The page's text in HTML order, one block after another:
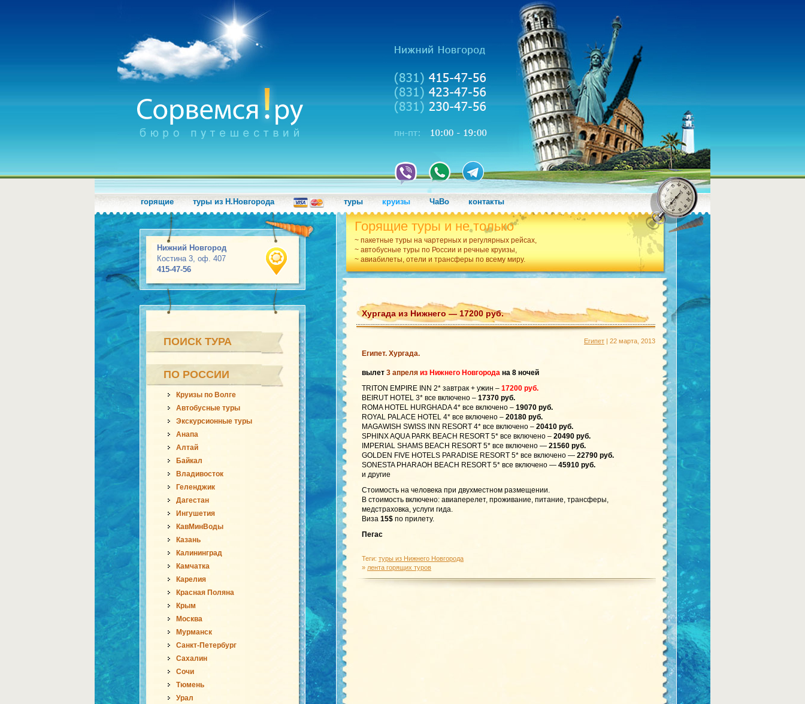
горящие туры из Н.Новгорода туры круизы ЧаВо контакты
Нижний Новгород
Костина 3, оф. 407
415-47-56
Горящие туры и не только
~ пакетные туры на чартерных и регулярных рейсах,
~ автобусные туры по России и речные круизы,
~ авиабилеты, отели и трансферы по всему миру.
ПОИСК ТУРА
ПО РОССИИ
Круизы по Волге
Автобусные туры
Экскурсионные туры
Анапа
Алтай
Байкал
Владивосток
Геленджик
Дагестан
Ингушетия
КавМинВоды
Казань
Калининград
Камчатка
Карелия
Красная Поляна
Крым
Москва
Мурманск
Санкт-Петербург
Сахалин
Сочи
Тюмень
Урал
Хургада из Нижнего — 17200 руб.
Египет | 22 марта, 2013
Египет. Хургада.
вылет 3 апреля из Нижнего Новгорода на 8 ночей
TRITON EMPIRE INN 2* завтрак + ужин – 17200 руб.
BEIRUT HOTEL 3* все включено – 17370 руб.
ROMA HOTEL HURGHADA 4* все включено – 19070 руб.
ROYAL PALACE HOTEL 4* все включено – 20180 руб.
MAGAWISH SWISS INN RESORT 4* все включено – 20410 руб.
SPHINX AQUA PARK BEACH RESORT 5* все включено – 20490 руб.
IMPERIAL SHAMS BEACH RESORT 5* все включено — 21560 руб.
GOLDEN FIVE HOTELS PARADISE RESORT 5* все включено — 22790 руб.
SONESTA PHARAOH BEACH RESORT 5* все включено — 45910 руб.
и другие
Стоимость на человека при двухместном размещении.
В стоимость включено: авиаперелет, проживание, питание, трансферы,
медстраховка, услуги гида.
Виза 15$ по прилету.
Пегас
Теги: туры из Нижнего Новгорода
» лента горящих туров